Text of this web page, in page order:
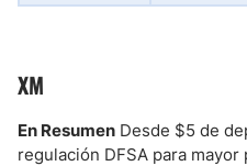
XM
En Resumen Desde $5 de
regulación DFSA para